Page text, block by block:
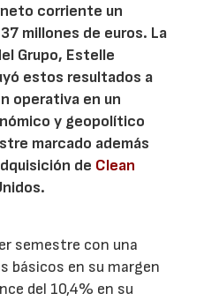
corriente un
millones de euros. La
Grupo, Estelle
estos resultados a
operativa en un
y geopolítico
marcado además
de Clean
semestre con una
básicos en su margen
del 10,4% en su